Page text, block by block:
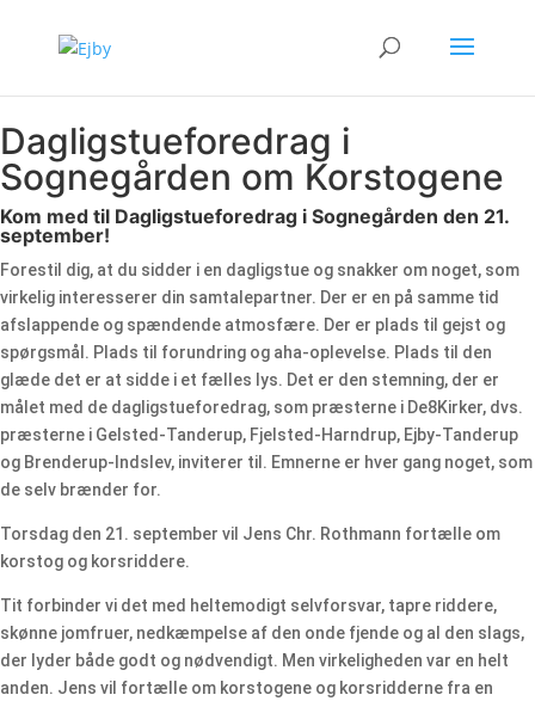
Dagligstueforedrag i
Sognegården om Korstogene
Kom med til Dagligstueforedrag i Sognegården den 21.
september!
Forestil dig, at du sidder i en dagligstue og snakker om noget, som
virkelig interesserer din samtalepartner. Der er en på samme tid
afslappende og spændende atmosfære. Der er plads til gejst og
spørgsmål. Plads til forundring og aha-oplevelse. Plads til den
glæde det er at sidde i et fælles lys. Det er den stemning, der er
målet med de dagligstueforedrag, som præsterne i De8Kirker, dvs.
præsterne i Gelsted-Tanderup, Fjelsted-Harndrup, Ejby-Tanderup
og Brenderup-Indslev, inviterer til. Emnerne er hver gang noget, som
de selv brænder for.
Torsdag den 21. september vil Jens Chr. Rothmann fortælle om
korstog og korsriddere.
Tit forbinder vi det med heltemodigt selvforsvar, tapre riddere,
skønne jomfruer, nedkæmpelse af den onde fjende og al den slags,
der lyder både godt og nødvendigt. Men virkeligheden var en helt
anden. Jens vil fortælle om korstogene og korsridderne fra en